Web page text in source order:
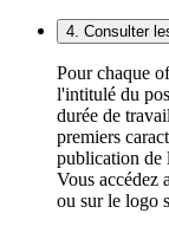
4. Consulter
Pour chaque
l'intitulé du
durée de
premiers
publication de
Vous accédez
ou sur le logo